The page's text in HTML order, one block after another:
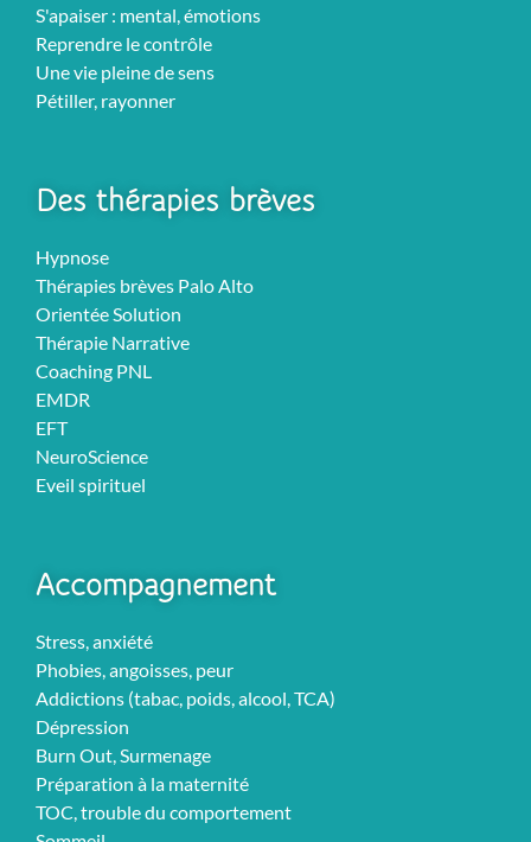
S'apaiser : mental, émotions
Reprendre le contrôle
Une vie pleine de sens
Pétiller, rayonner
Des thérapies brèves
Hypnose
Thérapies brèves Palo Alto
Orientée Solution
Thérapie Narrative
Coaching PNL
EMDR
EFT
NeuroScience
Eveil spirituel
Accompagnement
Stress, anxiété
Phobies, angoisses, peur
Addictions (tabac, poids, alcool, TCA)
Dépression
Burn Out, Surmenage
Préparation à la maternité
TOC, trouble du comportement